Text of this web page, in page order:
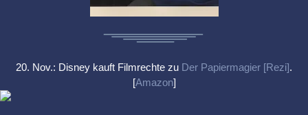
20. Nov.: Disney kauft Filmrechte zu Der Papiermagier [Rezi].
[Amazon]